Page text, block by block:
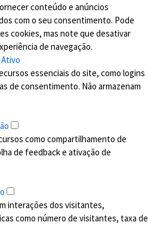
conteúdo e anúncios
com o seu consentimento. Pode
cookies, mas note que desativar
de navegação.
essenciais do site, como logins
de consentimento. Não armazenam
como compartilhamento de
de feedback e ativação de
interações dos visitantes,
como número de visitantes, taxa de